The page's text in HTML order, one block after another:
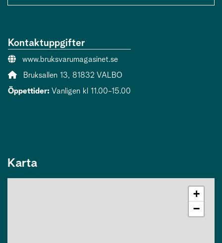
Kontaktuppgifter
Webbsida:
www.bruksvarumagasinet.se
Adress:
Bruksallen 13, 81832 VALBO
Öppettider: Vanligen kl 11.00-15.00
Karta
+
−